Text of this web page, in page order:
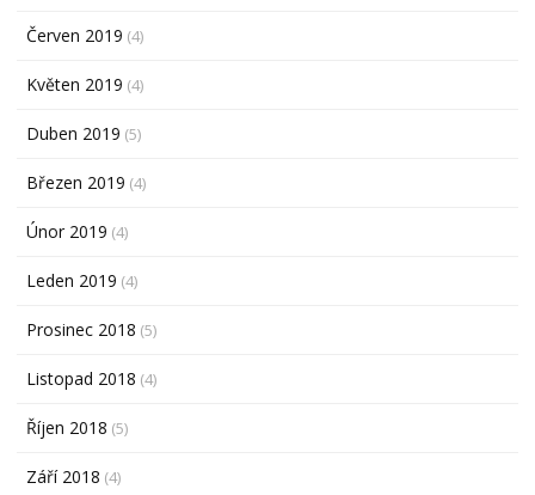
Červen 2019 (4)
Květen 2019 (4)
Duben 2019 (5)
Březen 2019 (4)
Únor 2019 (4)
Leden 2019 (4)
Prosinec 2018 (5)
Listopad 2018 (4)
Říjen 2018 (5)
Září 2018 (4)